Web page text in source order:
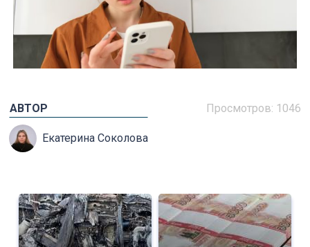
Просмотров: 1046
АВТОР
Екатерина Соколова